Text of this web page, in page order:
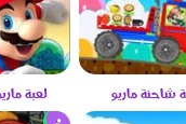
شاحنة ماريو لعبة